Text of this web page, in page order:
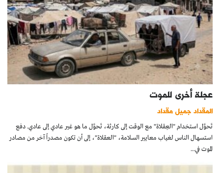
عجلة أخرى للموت
المقداد جميل مقداد
تَحوَّل استخدام "العِقلاة" مع الوقت إلى كارثة، تَحوَّل ما هو غير عادي إلى عادي. دفع
استسهال الناس لغياب معايير السلامة، "العقلاة"، إلى أن تكون مصدراً آخر من مصادر
الموت في...